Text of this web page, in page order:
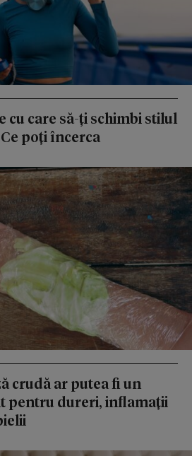
cu care să-ți schimbi stilul
poți încerca
crudă ar putea fi un
pentru dureri, inflamații